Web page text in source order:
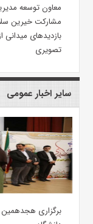
معاون توسعه
مشارکت خیرین
بازدیدهای
تصویری
سایر اخبار عمومی
برگزاری هجدهمین